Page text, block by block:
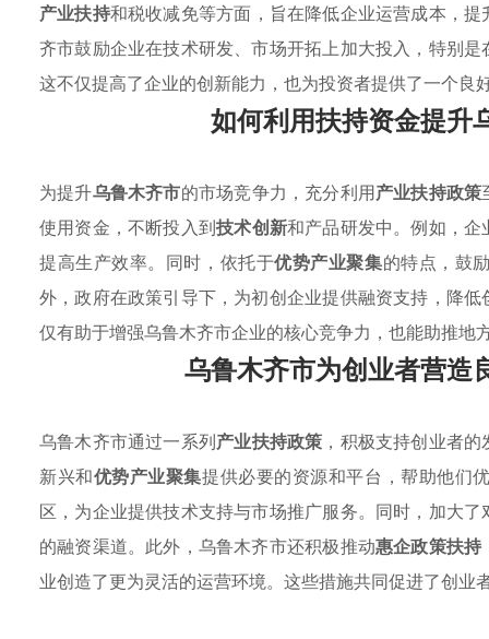
产业扶持和税收减免等方面，旨在降低企业运营成本，
齐市鼓励企业在技术研发、市场开拓上加大投入，特别是
这不仅提高了企业的创新能力，也为投资者提供了一个
如何利用扶持资金提升
为提升乌鲁木齐市的市场竞争力，充分利用产业扶持政策
使用资金，不断投入到技术创新和产品研发中。例如，
提高生产效率。同时，依托于优势产业聚集的特点，鼓
外，政府在政策引导下，为初创企业提供融资支持，降
仅有助于增强乌鲁木齐市企业的核心竞争力，也能助推地
乌鲁木齐市为创业者营造
乌鲁木齐市通过一系列产业扶持政策 ，积极支持创业者
新兴和优势产业聚集提供必要的资源和平台，帮助他们
区，为企业提供技术支持与市场推广服务。同时，加大
的融资渠道。此外，乌鲁木齐市还积极推动惠企政策扶持
业创造了更为灵活的运营环境。这些措施共同促进了创